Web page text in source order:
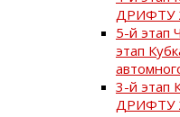
ДРИФТУ
5-й этап
этап
3-й
ДРИФТУ